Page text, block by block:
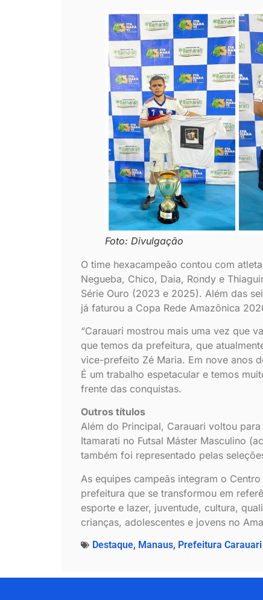
Foto: Divulgação
O time hexacampeão contou com
Negueba, Chico, Daia, Rondy e
Série Ouro (2023 e 2025). Além das
já faturou a Copa Rede Amazônica
“Carauari mostrou mais uma vez que
que temos da prefeitura, que
vice-prefeito Zé Maria. Em nove anos
É um trabalho espetacular e temos
frente das conquistas.
Outros títulos
Além do Principal, Carauari voltou
Itamarati no Futsal Máster Masculino
também foi representado pelas
As equipes campeãs integram o
prefeitura que se transformou em
esporte e lazer, juventude, cultura,
crianças, adolescentes e jovens no
Destaque, Manaus, Prefeitura Carauari